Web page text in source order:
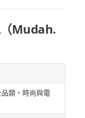
Mudah.
品類，時尚與電